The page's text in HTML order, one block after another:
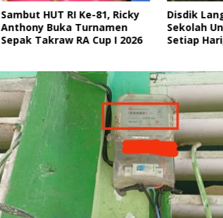
Sambut HUT RI Ke-81, Ricky
Anthony Buka Turnamen
Sepak Takraw RA Cup I 2026
Disdik
Sekolah
Setiap